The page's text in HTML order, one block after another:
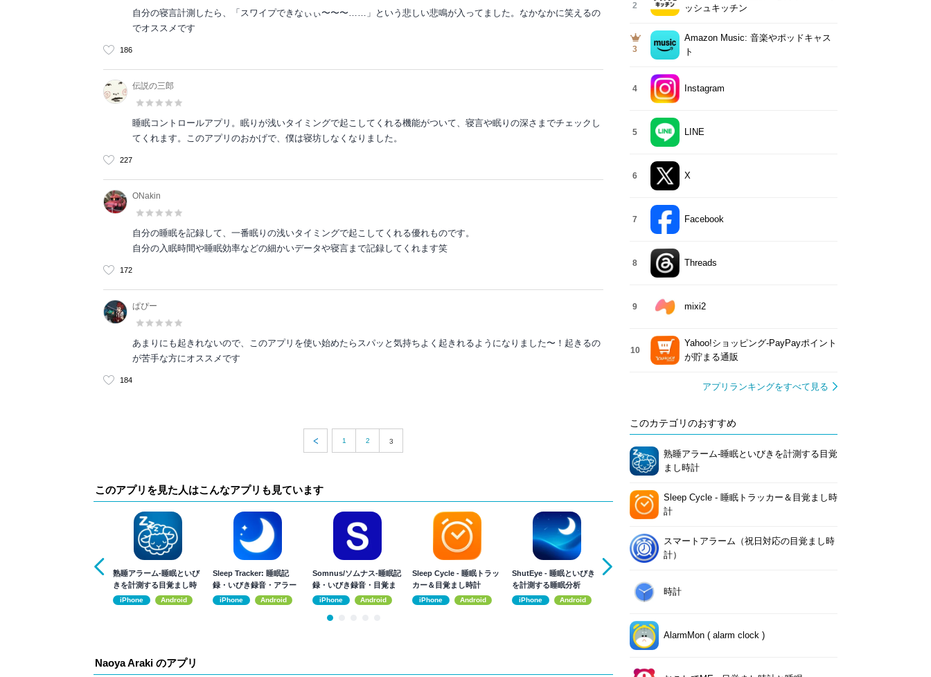
自分の寝言計測したら、「スワイプできなぃぃ〜〜〜……」という悲しい悲鳴が入ってました。なかなかに笑えるの
でオススメです
186
伝説の三郎
睡眠コントロールアプリ。眠りが浅いタイミングで起こしてくれる機能がついて、寝言や眠りの深さまでチェックし
てくれます。このアプリのおかげで、僕は寝坊しなくなりました。
227
ONakin
自分の睡眠を記録して、一番眠りの浅いタイミングで起こしてくれる優れものです。
自分の入眠時間や睡眠効率などの細かいデータや寝言まで記録してくれます笑
172
ぱぴー
あまりにも起きれないので、このアプリを使い始めたらスパッと気持ちよく起きれるようになりました〜！起きるの
が苦手な方にオススメです
184
1 2 3
このアプリを見た人はこんなアプリも見ています
熟睡アラーム‐睡眠といび
きを計測する目覚まし時
計iPhone Android
Sleep Tracker: 睡眠記
録・いびき録音・アラー
ムiPhone Android
Somnus/ソムナス-睡眠記
録・いびき録音・目覚ま
しiPhone Android
Sleep Cycle - 睡眠トラッ
カー＆目覚まし時計
iPhone Android
ShutEye - 睡眠といびき
を計測する睡眠分析
iPhone Android iPhone
Naoya Araki のアプリ
2
ッシュキッチン
3
Amazon Music: 音楽やポッドキャス
ト
4 Instagram
5 LINE
6 X
7 Facebook
8 Threads
9 mixi2
10
Yahoo!ショッピング-PayPayポイント
が貯まる通販
アプリランキングをすべて見る
このカテゴリのおすすめ
熟睡アラーム‐睡眠といびきを計測する目覚
まし時計
Sleep Cycle - 睡眠トラッカー＆目覚まし時
計
スマートアラーム（祝日対応の目覚まし時
計）
時計
AlarmMon ( alarm clock )